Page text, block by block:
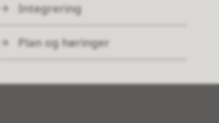
Integrering
Plan og høringer